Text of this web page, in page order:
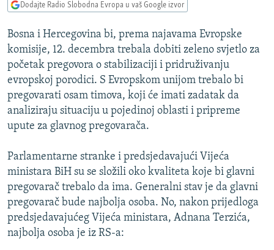
Pređite
pretragu
VIZUELNO
VIDEO
FOTOGALERIJE
INFOGRAFIKE
PODCASTI
RAT U UKRAJINI
KINA NA BALKANU
RSE PRIČE IZ SVIJETA
ISPRIČAJ MI
SPECIJALI RSE
VIŠE OD NASLOVA
GENOCID U SREBRENICI
POPLAVE I KLIZIŠTA U BIH 2024.
PRATITE NAS
Dodajte Radio Slobodna Evropa u vaš Google izvor
Bosna i Hercegovina bi, prema najavama Evropske
komisije, 12. decembra trebala dobiti zeleno svjetlo za
početak pregovora o stabilizaciji i pridruživanju
evropskoj porodici. S Evropskom unijom trebalo bi
pregovarati osam timova, koji će imati zadatak da
analiziraju situaciju u pojedinoj oblasti i pripreme
upute za glavnog pregovarača.
Parlamentarne stranke i predsjedavajući Vijeća
ministara BiH su se složili oko kvaliteta koje bi glavni
pregovarač trebalo da ima. Generalni stav je da glavni
pregovarač bude najbolja osoba. No, nakon prijedloga
predsjedavajućeg Vijeća ministara, Adnana Terzića,
najbolja osoba je iz RS-a: